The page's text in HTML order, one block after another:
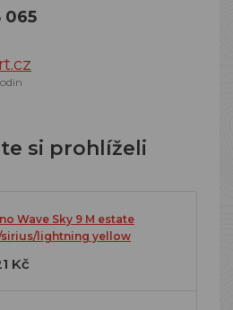
065
si prohlíželi
Wave Sky 9 M estate
lightning yellow
Kč